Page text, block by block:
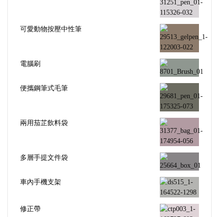
可愛動物按壓中性筆
電腦刷
便攜鋼筆式毛筆
兩用茄芷飲料袋
多層手提文件袋
車內手機支架
修正帶